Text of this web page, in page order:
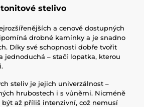
stelivo
a cenově dostupných
drobné kamínky a je snadno
Díky své schopnosti dobře tvořit
jednoduchá – stačí lopatka, kterou
steliv je jejich univerzálnost –
hrubostech i s vůněmi. Nicméně
až příliš intenzivní, což nemusí